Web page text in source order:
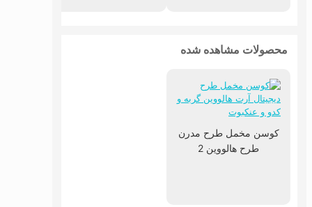
محصولات مشاهده شده
کوسن مخمل طرح مدرن
طرح هالووین 2